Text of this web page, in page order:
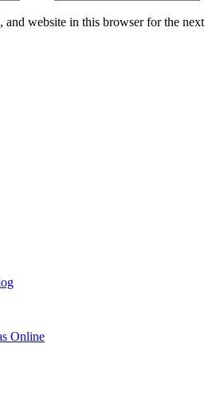
and website in this browser for the next
Online